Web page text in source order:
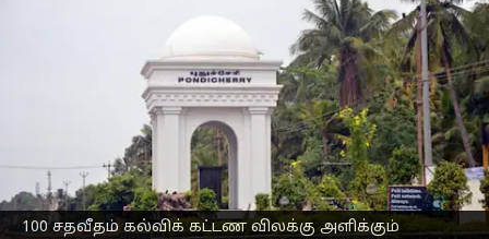
100 சதவீதம் கல்விக் கட்டண விலக்கு அளிக்கும்
புதுச்சேரியில் அனைத்து
உயர்கல்விக்கும் 100%
கட்டண விலக்கு: கவர்னர்
ஒப்புதல்
Venkatalakshmi V Sep 30, 2025 11:53 am
செய்தி முன்னோட்டம்